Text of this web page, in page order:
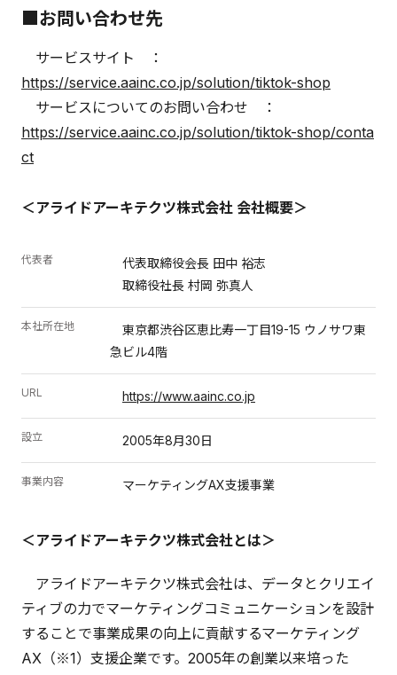
■お問い合わせ先
サービスサイト ：
https://service.aainc.co.jp/solution/tiktok-shop
サービスについてのお問い合わせ ：
https://service.aainc.co.jp/solution/tiktok-shop/conta
ct
＜アライドアーキテクツ株式会社 会社概要＞
代表者
代表取締役会長 田中 裕志
取締役社長 村岡 弥真人
本社所在地
東京都渋谷区恵比寿一丁目19-15 ウノサワ東
急ビル4階
URL https://www.aainc.co.jp
設立 2005年8月30日
事業内容 マーケティングAX支援事業
＜アライドアーキテクツ株式会社とは＞
アライドアーキテクツ株式会社は、データとクリエイ
ティブの力でマーケティングコミュニケーションを設計
することで事業成果の向上に貢献するマーケティング
AX（※1）支援企業です。2005年の創業以来培った